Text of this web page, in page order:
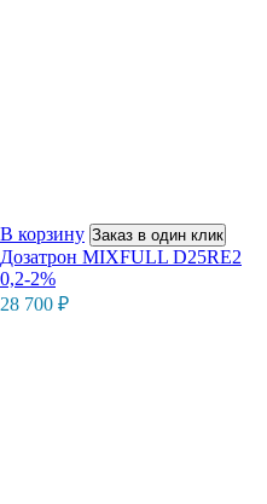
В корзину Заказ в один клик
Дозатрон MIXFULL D25RE2
0,2-2%
28 700 ₽